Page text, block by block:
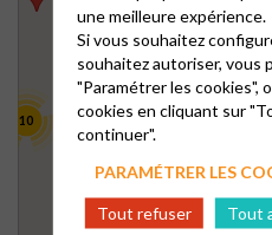
22
10
4
8
une meilleure expérience.
Si vous souhaitez
souhaitez autoriser, vous
"Paramétrer les cookies",
cookies en cliquant sur
continuer".
PARAMÉTRER LES
Tout refuser
Tout